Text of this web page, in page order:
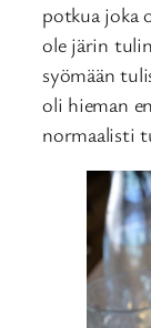
potkua joka
ole järin
syömään
oli hieman
normaalisti